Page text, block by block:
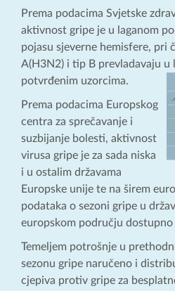
Prema podacima Svjetske
aktivnost gripe je u laganom
pojasu sjeverne hemisfere, pri
A(H3N2) i tip B prevladavaju u
potvrđenim uzorcima.
Prema podacima Europskog
centra za sprečavanje i
suzbijanje bolesti, aktivnost
virusa gripe je za sada niska
i u ostalim državama
Europske unije te na širem
podataka o sezoni gripe u
europskom području dostupno
Temeljem potrošnje u
sezonu gripe naručeno i
cjepiva protiv gripe za